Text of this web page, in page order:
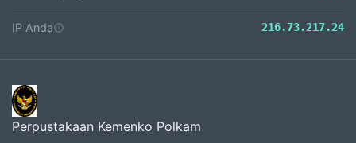
IP Anda 216.73.217.24
Perpustakaan Kemenko Polkam